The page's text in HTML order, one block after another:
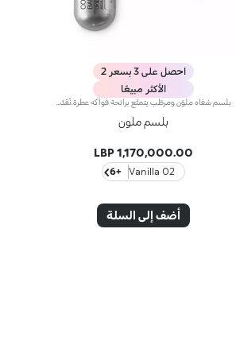
احصل على 3 بسعر 2
الأكثر مبيعًا
بلسم ملون
1,170,000.00 LBP
02 Vanilla
+6
أضف إلى السلة